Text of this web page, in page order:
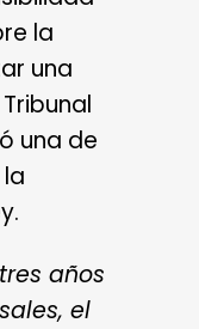
la
una
una de
años
el